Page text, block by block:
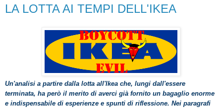
LA LOTTA AI TEMPI DELL'IKEA
Un'analisi a partire dalla lotta all'Ikea che, lungi dall'essere
terminata, ha però il merito di averci già fornito un bagaglio enorme
e indispensabile di esperienze e spunti di riflessione. Nei paragrafi